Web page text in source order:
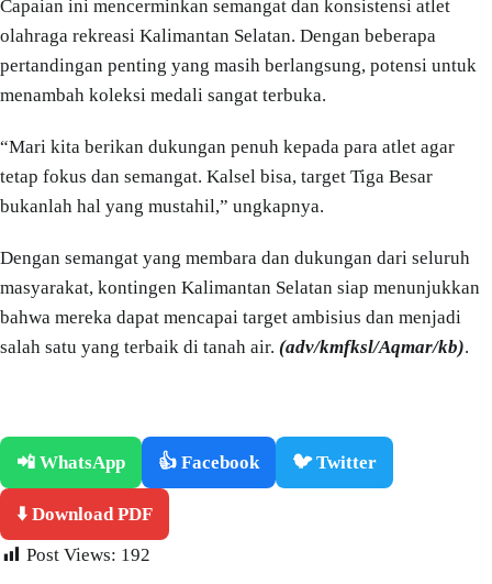
Capaian ini mencerminkan semangat dan konsistensi atlet
olahraga rekreasi Kalimantan Selatan. Dengan beberapa
pertandingan penting yang masih berlangsung, potensi untuk
menambah koleksi medali sangat terbuka.
“Mari kita berikan dukungan penuh kepada para atlet agar
tetap fokus dan semangat. Kalsel bisa, target Tiga Besar
bukanlah hal yang mustahil,” ungkapnya.
Dengan semangat yang membara dan dukungan dari seluruh
masyarakat, kontingen Kalimantan Selatan siap menunjukkan
bahwa mereka dapat mencapai target ambisius dan menjadi
salah satu yang terbaik di tanah air. (adv/kmfksl/Aqmar/kb).
📲 WhatsApp 👍 Facebook 🐦 Twitter
⬇️ Download PDF
Post Views: 192